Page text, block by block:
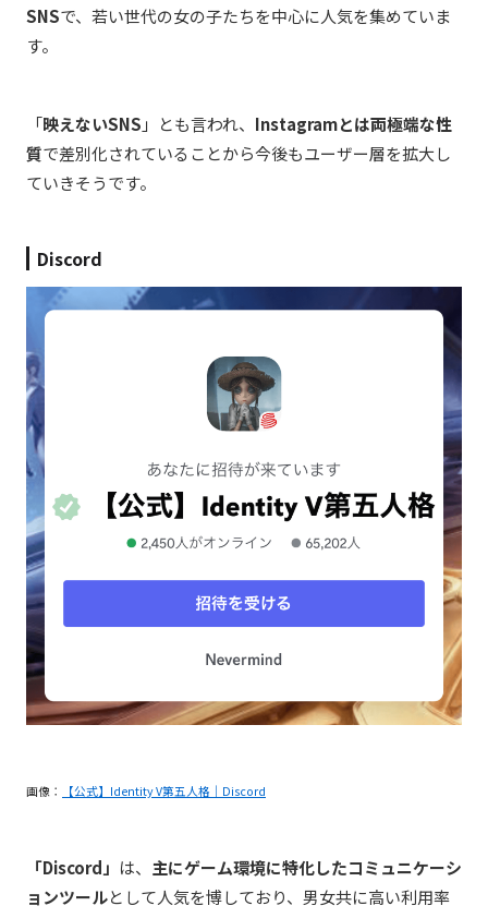
SNSで、若い世代の女の子たちを中心に人気を集めていま
す。
「映えないSNS 」とも言われ、 Instagramとは両極端な性
質で差別化されていることから今後もユーザー層を拡大し
ていきそうです。
Discord
画像： 【公式】Identity V第五人格｜Discord
「Discord」 は、 主にゲーム環境に特化したコミュニケーシ
ョンツールとして人気を博しており、男女共に高い利用率